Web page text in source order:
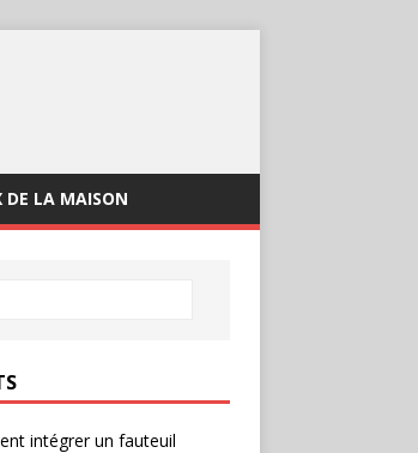
DE LA MAISON
intégrer un fauteuil